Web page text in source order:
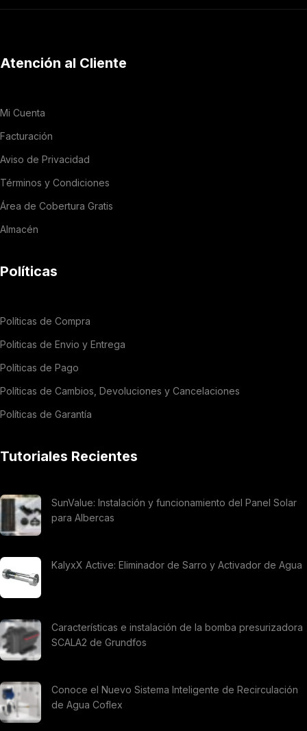
Atención al Cliente
Mi Cuenta
Facturación
Aviso de Privacidad
Términos y Condiciones
Área de Cobertura Gratis
Almacén
Políticas
Políticas de Compra
Politicas de Envio y Entrega
Políticas de Pago
Políticas de Cambios, Devoluciones y Cancelaciones
Políticas de Garantía
Tutoriales Recientes
SunValue: Instalación y funcionamiento del Panel Solar
para Albercas
KalyxX Active: Eliminador de Sarro y Activador de Agua
Características e instalación de la bomba presurizadora
SCALA2 de Grundfos
Conoce el Nuevo Sistema Inteligente de Recirculación
de Agua Coflex